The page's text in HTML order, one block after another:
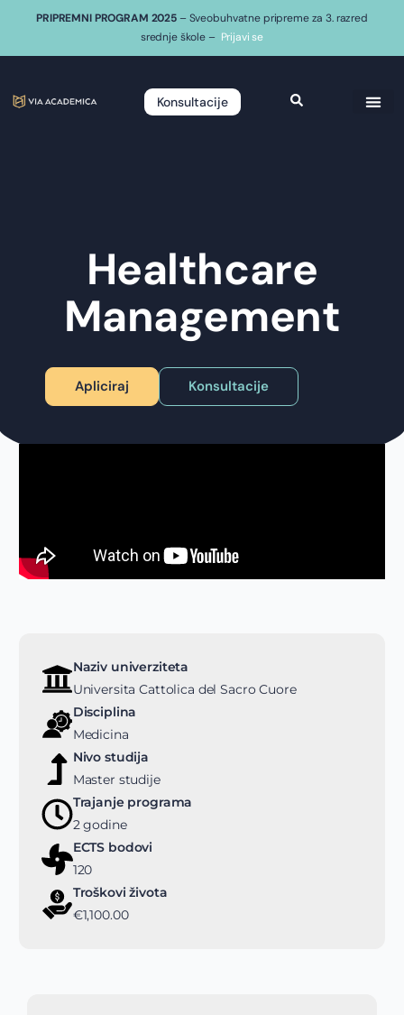
PRIPREMNI PROGRAM 2025 – Sveobuhvatne pripreme za 3. razred
srednje škole – Prijavi se
Konsultacije
Healthcare
Management
Apliciraj Konsultacije
Naziv univerziteta
Universita Cattolica del Sacro Cuore
Disciplina
Medicina
Nivo studija
Master studije
Trajanje programa
2 godine
ECTS bodovi
120
Troškovi života
€1,100.00